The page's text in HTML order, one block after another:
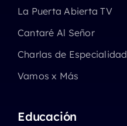
La Puerta Abierta TV
Cantaré Al Señor
Charlas de Especialidad
Vamos x Más
Educación